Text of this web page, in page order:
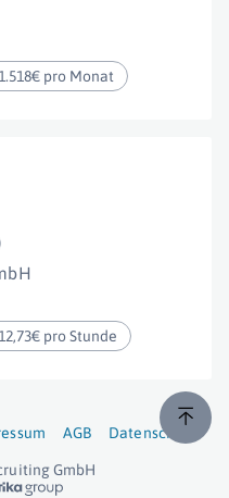
pro Monat
pro Stunde
AGB Datenschutz
GmbH